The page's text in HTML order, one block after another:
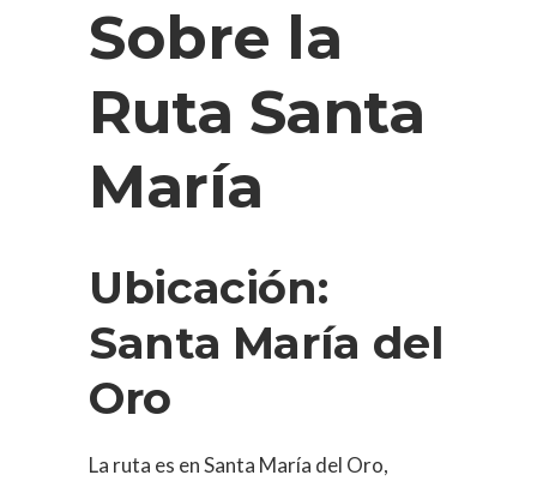
Sobre la
Ruta Santa
María
Ubicación:
Santa María del
Oro
La ruta es en Santa María del Oro,